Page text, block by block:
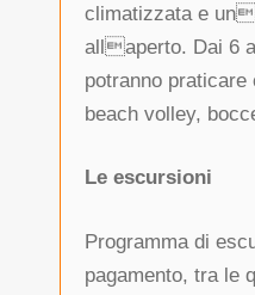
climatizzata e
allaperto. Dai 6
potranno
beach volley,
Le escursioni
Programma di
pagamento, tra le